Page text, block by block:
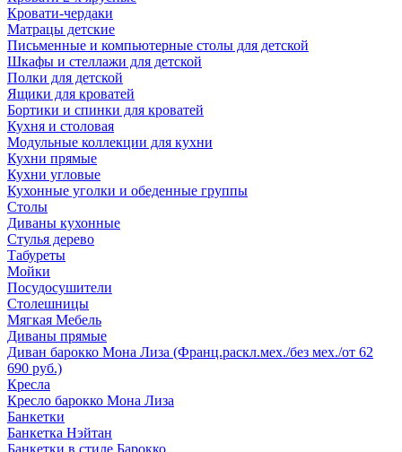
Кровати-чердаки
Матрацы детские
Письменные и компьютерные столы для детской
Шкафы и стеллажи для детской
Полки для детской
Ящики для кроватей
Бортики и спинки для кроватей
Кухня и столовая
Модульные коллекции для кухни
Кухни прямые
Кухни угловые
Кухонные уголки и обеденные группы
Столы
Диваны кухонные
Стулья дерево
Табуреты
Мойки
Посудосушители
Столешницы
Мягкая Мебель
Диваны прямые
Диван барокко Мона Лиза (Франц.раскл.мех./без мех./от 62
690 руб.)
Кресла
Кресло барокко Мона Лиза
Банкетки
Банкетка Нэйтан
Банкетки в стиле Барокко